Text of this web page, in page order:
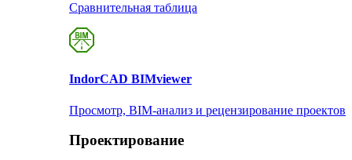
Сравнительная таблица
IndorCAD BIMviewer
Просмотр, BIM-анализ и рецензирование проектов
Проектирование